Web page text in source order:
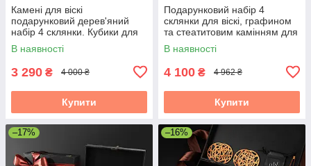
Камені для віскі
подарунковий дерев'яний
набір 4 склянки. Кубики для
охолодження віскі 4 шт
склянки Bohemia Crack 310
В наявності
3 290 ₴ 4 000 ₴
Купити
Подарунковий набір 4
склянки для віскі, графином
та стеатитовим камінням для
охолодження віскі. 4 шт.
склянок Bohemia Timesquare
В наявності
4 100 ₴ 4 962 ₴
Купити
–17% –16%